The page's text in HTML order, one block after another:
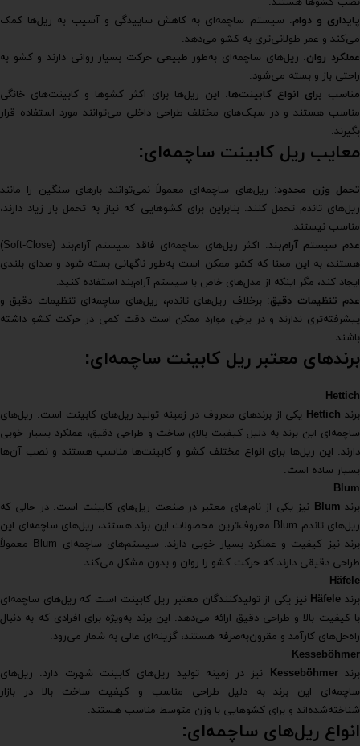
پایداری و دوام: سیستم ساچمه‌ای به کاهش ساییدگی و آسیب به ریل‌ها کمک
می‌کند و عمر طولانی‌تری به کشو می‌دهد.
عملکرد روان: ریل‌های ساچمه‌ای به‌طور طبیعی حرکت بسیار روانی دارند و کشو به
راحتی باز و بسته می‌شود.
مناسب برای انواع کابینت‌ها: این ریل‌ها برای اکثر کشوها و کابینت‌های خانگی
مناسب هستند و در سبک‌های مختلف طراحی داخلی می‌توانند مورد استفاده قرار
بگیرند.
معایب ریل کابینت ساچمه‌ای:
تحمل وزن محدود: ریل‌های ساچمه‌ای معمولاً نمی‌توانند بارهای سنگین را مانند
ریل‌های تاندم تحمل کنند. بنابراین برای کشوهایی که نیاز به تحمل بار زیاد دارند،
مناسب نیستند.
عدم سیستم آرام‌بند
: اکثر ریل‌های ساچمه‌ای فاقد سیستم آرام‌بند (Soft-Close)
هستند، به این معنا که کشو ممکن است به‌طور ناگهانی بسته شود و صدای بلندی
ایجاد کند، مگر اینکه از مدل‌های خاص با سیستم آرام‌بند استفاده کنید.
عدم تنظیمات دقیق: برخلاف ریل‌های تاندم، ریل‌های ساچمه‌ای تنظیمات دقیق و
پیشرفته‌تری ندارند و در برخی موارد ممکن است دقت کمی در حرکت کشو داشته
باشند.
برندهای معتبر ریل کابینت ساچمه‌ای:
Hettich
برند Hettich یکی از برندهای معروف در زمینه تولید ریل‌های کابینت است. ریل‌های
ساچمه‌ای این برند به دلیل کیفیت بالای ساخت و طراحی دقیق، عملکرد بسیار خوبی
دارند. این ریل‌ها برای انواع مختلف کشو و کابینت‌ها مناسب هستند و نصب آن‌ها
بسیار ساده است.
Blum
برند Blum نیز یکی از نام‌های معتبر در صنعت ریل‌های کابینت است. در حالی که
ریل‌های تاندم Blum معروف‌ترین محصولات این برند هستند، ریل‌های ساچمه‌ای این
برند نیز کیفیت و عملکرد بسیار خوبی دارند. سیستم‌های ساچمه‌ای Blum معمولاً
طراحی دقیقی دارند که حرکت کشو را روان و بدون مشکل می‌کند.
Häfele
برند Häfele نیز یکی از تولیدکنندگان معتبر ریل کابینت است که ریل‌های ساچمه‌ای
با کیفیت بالا و طراحی دقیق ارائه می‌دهد. این برند به‌ویژه برای افرادی که به دنبال
راه‌حل‌های کارآمد و مقرون‌به‌صرفه هستند، گزینه‌ای عالی به شمار می‌رود.
Kesseböhmer
برندKesseböhmer نیز در زمینه تولید ریل‌های کابینت شهرت دارد. ریل‌های
ساچمه‌ای این برند به دلیل طراحی مناسب و کیفیت ساخت بالا در بازار
شناخته‌شده‌اند و برای کشوهایی با وزن متوسط مناسب هستند.
انواع ریل‌های ساچمه‌ای: